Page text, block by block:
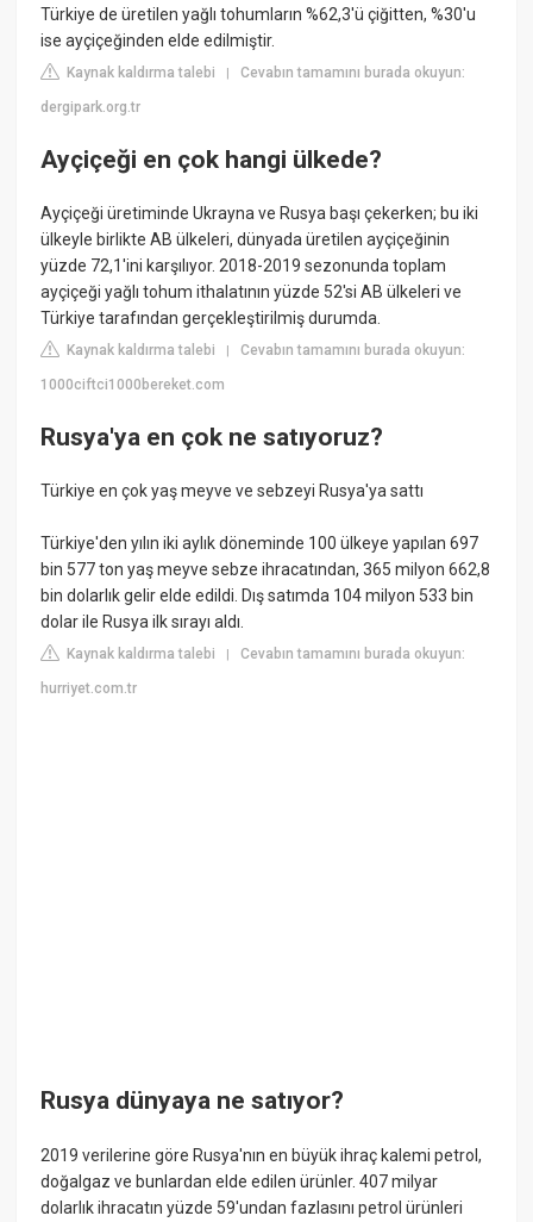
Türkiye de üretilen yağlı tohumların %62,3'ü çiğitten, %30'u
ise ayçiçeğinden elde edilmiştir.
Kaynak kaldırma talebi |Cevabın tamamını burada okuyun:
dergipark.org.tr
Ayçiçeği en çok hangi ülkede?
Ayçiçeği üretiminde Ukrayna ve Rusya başı çekerken; bu iki
ülkeyle birlikte AB ülkeleri, dünyada üretilen ayçiçeğinin
yüzde 72,1'ini karşılıyor. 2018-2019 sezonunda toplam
ayçiçeği yağlı tohum ithalatının yüzde 52'si AB ülkeleri ve
Türkiye tarafından gerçekleştirilmiş durumda.
Kaynak kaldırma talebi |Cevabın tamamını burada okuyun:
1000ciftci1000bereket.com
Rusya'ya en çok ne satıyoruz?
Türkiye en çok yaş meyve ve sebzeyi Rusya'ya sattı
Türkiye'den yılın iki aylık döneminde 100 ülkeye yapılan 697
bin 577 ton yaş meyve sebze ihracatından, 365 milyon 662,8
bin dolarlık gelir elde edildi. Dış satımda 104 milyon 533 bin
dolar ile Rusya ilk sırayı aldı.
Kaynak kaldırma talebi |Cevabın tamamını burada okuyun:
hurriyet.com.tr
Rusya dünyaya ne satıyor?
2019 verilerine göre Rusya'nın en büyük ihraç kalemi petrol,
doğalgaz ve bunlardan elde edilen ürünler. 407 milyar
dolarlık ihracatın yüzde 59'undan fazlasını petrol ürünleri